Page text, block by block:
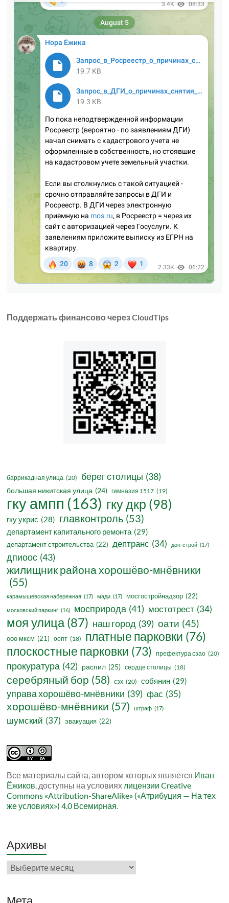
Поддержать финансово через CloudTips
баррикадная улица (20) берег столицы (38)
большая никитская улица (24) гимназия 1517 (19)
гку ампп (163) гку дкр (98)
гку укрис (28) главконтроль (53)
департамент капитального ремонта (29)
департамент строительства (22) дептранс (34) дон-строй (17)
дпиоос (43)
жилищник района хорошёво-мнёвники
(55)
карамышевская набережная (17) мади (17) мосгостройнадзор (22)
московский паркинг (16) мосприрода (41) мостотрест (34)
моя улица(87) наш город (39) оати (45)
ооо мксм (21) оопт (18) платные парковки (76)
плоскостные парковки (73) префектура сзао (20)
прокуратура (42) распил (25) сердце столицы (18)
серебряный бор (58) сзх (20) собянин (29)
управа хорошёво-мнёвники (39) фас (35)
хорошёво-мнёвники (57) штраф (17)
шумский (37) эвакуация (22)
Все материалы сайта, автором которых является Иван
Ёжиков, доступны на условиях лицензии Creative
Commons «Attribution-ShareAlike» («Атрибуция — На тех
же условиях») 4.0 Всемирная.
Архивы
Архивы
Мета